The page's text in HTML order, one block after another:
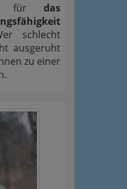
für das
schlecht
ausgeruht
zu einer